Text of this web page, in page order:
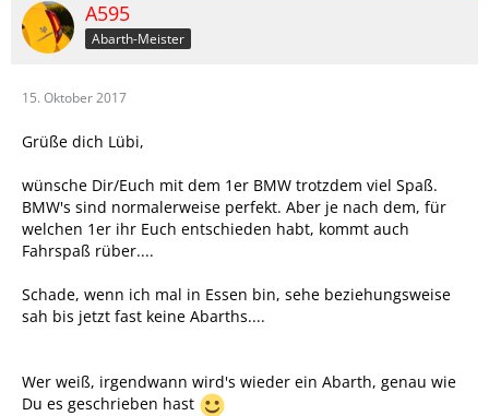
A595
Abarth-Meister
15. Oktober 2017
Grüße dich Lübi,
wünsche Dir/Euch mit dem 1er BMW trotzdem viel Spaß.
BMW's sind normalerweise perfekt. Aber je nach dem, für
welchen 1er ihr Euch entschieden habt, kommt auch
Fahrspaß rüber....
Schade, wenn ich mal in Essen bin, sehe beziehungsweise
sah bis jetzt fast keine Abarths....
Wer weiß, irgendwann wird's wieder ein Abarth, genau wie
Du es geschrieben hast